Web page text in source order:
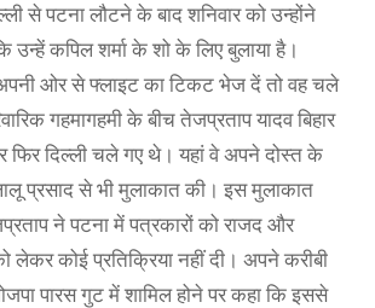
से पटना लौटने के बाद शनिवार को उन्होंने
उन्हें कपिल शर्मा के शो के लिए बुलाया है।
ओर से फ्लाइट का टिकट भेज दें तो वह चले
गहमागहमी के बीच तेजप्रताप यादव बिहार
फिर दिल्ली चले गए थे। यहां वे अपने दोस्त के
प्रसाद से भी मुलाकात की। इस मुलाकात
ने पटना में पत्रकारों को राजद और
को लेकर कोई प्रतिक्रिया नहीं दी। अपने करीबी
पारस गुट में शामिल होने पर कहा कि इससे